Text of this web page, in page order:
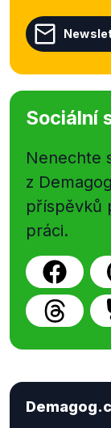
Sociální
Nenechte
z
příspěvků
práci.